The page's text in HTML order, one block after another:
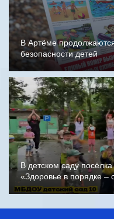
В Артёме
безопасности детей
В детском саду
«Здоровье в порядке –